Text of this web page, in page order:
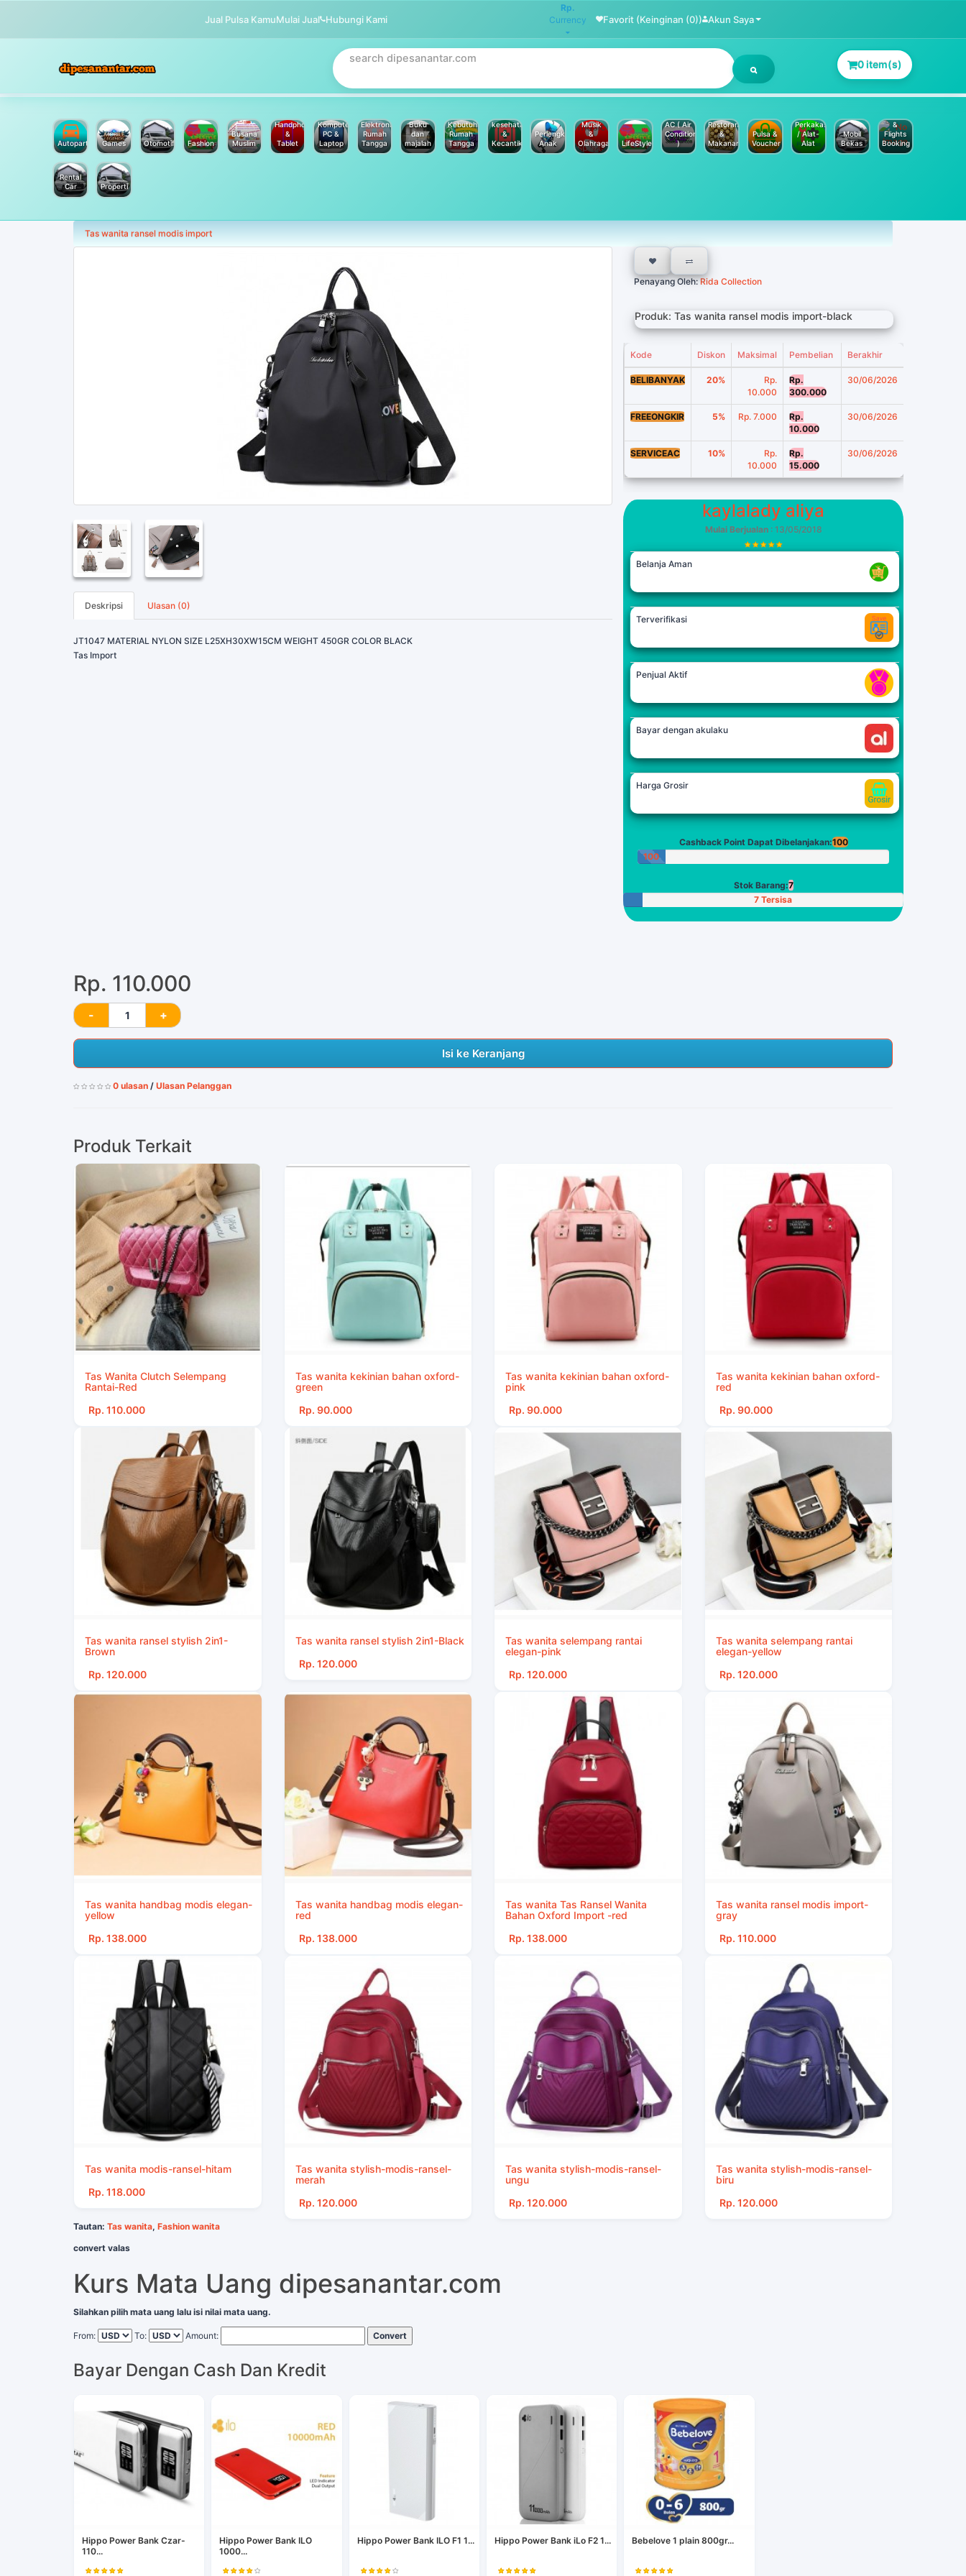
Jual Pulsa KamuMulai Jual Hubungi Kami
Rp.
Currency
Favorit (Keinginan (0)) Akun Saya
0 item(s)
Autoparts Games Otomotif Fashion
Busana
Muslim
Handphone
&
Tablet
Komputer
PC &
Laptop
Elektronik
Rumah
Tangga
Buku
dan
majalah
Kebutuhan
Rumah
Tangga
kesehatan
&
Kecantikan
Perlengkapan
Anak
Musik
&
Olahraga
LifeStyle
AC ( Air
Conditioner
)
Restoran
&
Makanan
Pulsa &
Voucher
Perkakas
/ Alat-
Alat
Mobil
Bekas
&
Flights
Booking
Rental
Car
Properti
Tas wanita ransel modis import
Deskripsi Ulasan (0)
JT1047 MATERIAL NYLON SIZE L25XH30XW15CM WEIGHT 450GR COLOR BLACK
Tas Import
Penayang Oleh:Rida Collection
Produk: Tas wanita ransel modis import-black
Kode Diskon Maksimal Pembelian Berakhir
BELIBANYAK 20%
Rp.
10.000
Rp.
300.000
30/06/2026
FREEONGKIR 5% Rp. 7.000
Rp.
10.000
30/06/2026
SERVICEAC 10%
Rp.
10.000
Rp.
15.000
30/06/2026
kaylalady aliya
Mulai Berjualan: 13/05/2018
Belanja Aman
Terverifikasi
Penjual Aktif
Bayar dengan akulaku
Harga Grosir
Cashback Point Dapat Dibelanjakan:100
100
Stok Barang:7
7 Tersisa
Rp. 110.000
Isi ke Keranjang
0 ulasan / Ulasan Pelanggan
Produk Terkait
Tas Wanita Clutch Selempang
Rantai-Red
Rp. 110.000
Tas wanita kekinian bahan oxford-
green
Rp. 90.000
Tas wanita kekinian bahan oxford-
pink
Rp. 90.000
Tas wanita kekinian bahan oxford-
red
Rp. 90.000
Tas wanita ransel stylish 2in1-
Brown
Rp. 120.000
Tas wanita ransel stylish 2in1-Black
Rp. 120.000
Tas wanita selempang rantai
elegan-pink
Rp. 120.000
Tas wanita selempang rantai
elegan-yellow
Rp. 120.000
Tas wanita handbag modis elegan-
yellow
Rp. 138.000
Tas wanita handbag modis elegan-
red
Rp. 138.000
Tas wanita Tas Ransel Wanita
Bahan Oxford Import -red
Rp. 138.000
Tas wanita ransel modis import-
gray
Rp. 110.000
Tas wanita modis-ransel-hitam
Rp. 118.000
Tas wanita stylish-modis-ransel-
merah
Rp. 120.000
Tas wanita stylish-modis-ransel-
ungu
Rp. 120.000
Tas wanita stylish-modis-ransel-
biru
Rp. 120.000
Tautan: Tas wanita, Fashion wanita
convert valas
Kurs Mata Uang dipesanantar.com
Silahkan pilih mata uang lalu isi nilai mata uang.
From: To: Amount: Convert
Bayar Dengan Cash Dan Kredit
Hippo Power Bank Czar-
110...
Hippo Power Bank ILO
1000...
Hippo Power Bank ILO F1 1... Hippo Power Bank iLo F2 1... Bebelove 1 plain 800gr...